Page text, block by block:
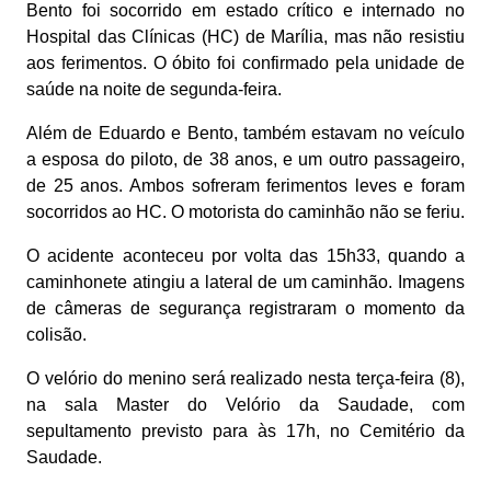
Bento foi socorrido em estado crítico e internado no
Hospital das Clínicas (HC) de Marília, mas não resistiu
aos ferimentos. O óbito foi confirmado pela unidade de
saúde na noite de segunda-feira.
Além de Eduardo e Bento, também estavam no veículo
a esposa do piloto, de 38 anos, e um outro passageiro,
de 25 anos. Ambos sofreram ferimentos leves e foram
socorridos ao HC. O motorista do caminhão não se feriu.
O acidente aconteceu por volta das 15h33, quando a
caminhonete atingiu a lateral de um caminhão. Imagens
de câmeras de segurança registraram o momento da
colisão.
O velório do menino será realizado nesta terça-feira (8),
na sala Master do Velório da Saudade, com
sepultamento previsto para às 17h, no Cemitério da
Saudade.